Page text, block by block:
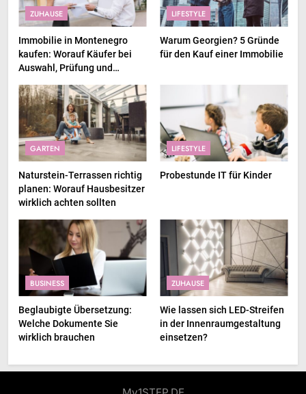
ZUHAUSE
Immobilie in Montenegro
kaufen: Worauf Käufer bei
Auswahl, Prüfung und
LIFESTYLE
Warum Georgien? 5 Gründe
für den Kauf einer Immobilie
GARTEN
Naturstein-Terrassen richtig
planen: Worauf Hausbesitzer
wirklich achten sollten
LIFESTYLE
Probestunde IT für Kinder
BUSINESS
Beglaubigte Übersetzung:
Welche Dokumente Sie
wirklich brauchen
ZUHAUSE
Wie lassen sich LED-Streifen
in der Innenraumgestaltung
einsetzen?